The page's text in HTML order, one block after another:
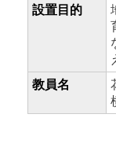
設置目的
教員名